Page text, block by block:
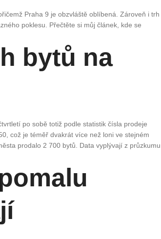
Praha 9 je obzvláště oblíbená. Zároveň i trh
poklesu. Přečtěte si můj článek, kde se
bytů na
po sobě totiž podle statistik čísla prodeje
což je téměř dvakrát více než loni ve stejném
prodalo 2 700 bytů. Data vyplývají z průzkumu